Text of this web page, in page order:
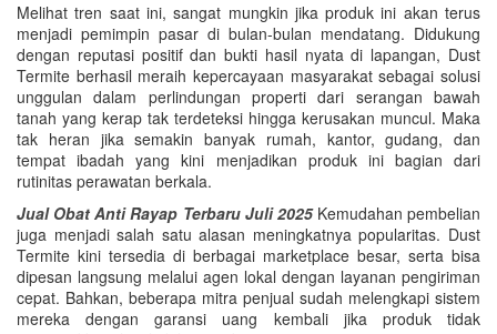
Melihat tren saat ini, sangat mungkin jika produk ini akan terus
menjadi pemimpin pasar di bulan-bulan mendatang. Didukung
dengan reputasi positif dan bukti hasil nyata di lapangan, Dust
Termite berhasil meraih kepercayaan masyarakat sebagai solusi
unggulan dalam perlindungan properti dari serangan bawah
tanah yang kerap tak terdeteksi hingga kerusakan muncul. Maka
tak heran jika semakin banyak rumah, kantor, gudang, dan
tempat ibadah yang kini menjadikan produk ini bagian dari
rutinitas perawatan berkala.
Jual Obat Anti Rayap Terbaru Juli 2025Kemudahan pembelian
juga menjadi salah satu alasan meningkatnya popularitas. Dust
Termite kini tersedia di berbagai marketplace besar, serta bisa
dipesan langsung melalui agen lokal dengan layanan pengiriman
cepat. Bahkan, beberapa mitra penjual sudah melengkapi sistem
mereka dengan garansi uang kembali jika produk tidak